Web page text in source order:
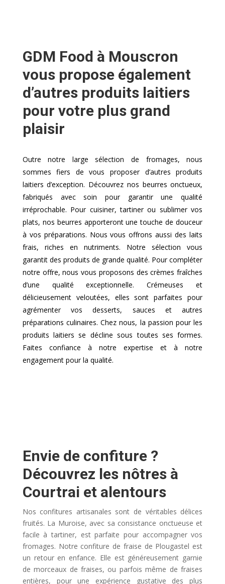
GDM Food à Mouscron
vous propose également
d’autres produits laitiers
pour votre plus grand
plaisir
Outre notre large sélection de fromages, nous
sommes fiers de vous proposer d’autres produits
laitiers d’exception. Découvrez nos beurres onctueux,
fabriqués avec soin pour garantir une qualité
irréprochable. Pour cuisiner, tartiner ou sublimer vos
plats, nos beurres apporteront une touche de douceur
à vos préparations. Nous vous offrons aussi des laits
frais, riches en nutriments. Notre sélection vous
garantit des produits de grande qualité. Pour compléter
notre offre, nous vous proposons des crèmes fraîches
d’une qualité exceptionnelle. Crémeuses et
délicieusement veloutées, elles sont parfaites pour
agrémenter vos desserts, sauces et autres
préparations culinaires. Chez nous, la passion pour les
produits laitiers se décline sous toutes ses formes.
Faites confiance à notre expertise et à notre
engagement pour la qualité.
Envie de confiture ?
Découvrez les nôtres à
Courtrai et alentours
Nos confitures artisanales sont de véritables délices
fruités. La Muroise, avec sa consistance onctueuse et
facile à tartiner, est parfaite pour accompagner vos
fromages. Notre confiture de fraise de Plougastel est
un retour en enfance. Elle est généreusement garnie
de morceaux de fraises, ou parfois même de fraises
entières, pour une expérience gustative des plus